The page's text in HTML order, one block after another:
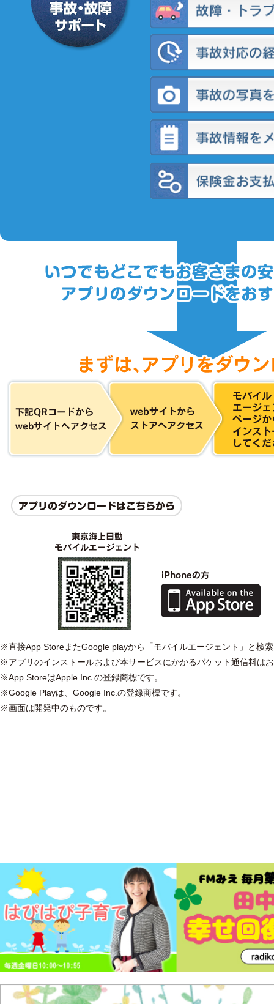
※直接App StoreまたGoogle playから「モバイルエージェント」と検
※アプリのインストールおよび本サービスにかかるパケット通信料は
※App StoreはApple Inc.の登録商標です。
※Google Playは、Google Inc.の登録商標です。
※画面は開発中のものです。